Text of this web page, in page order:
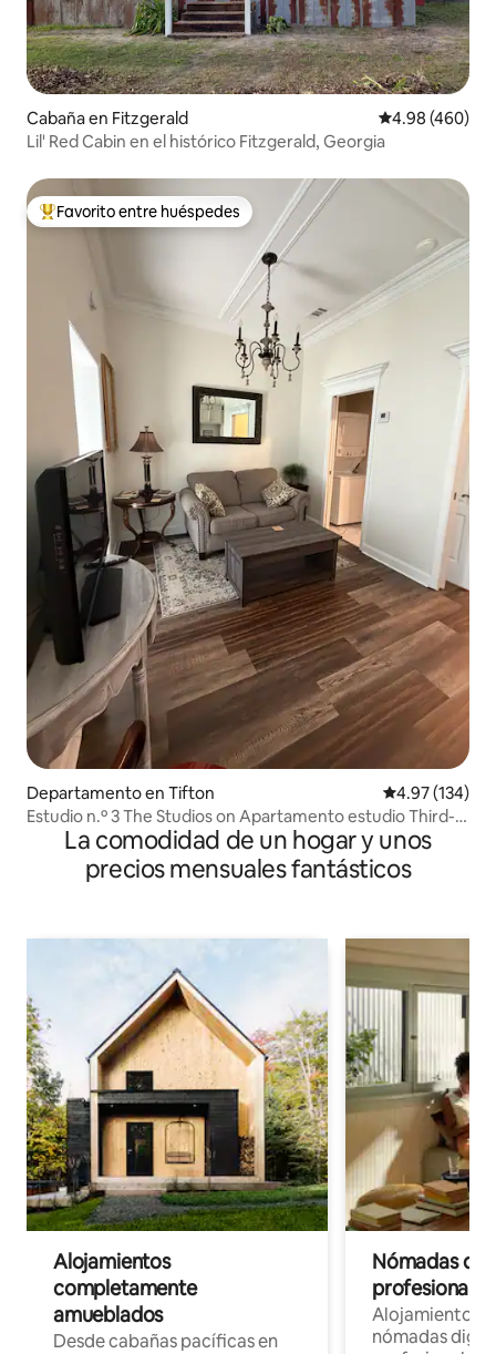
Cabaña en Fitzgerald Calificación
4.98 (460)
Lil' Red Cabin en el histórico Fitzgerald, Georgia
De los mejores en Favorito entre huéspedes
Favorito entre huéspedes
Departamento en Tifton Calificación
4.97 (134)
Estudio n.º 3 The Studios on Apartamento estudio Third-
GardenLa comodidad de un hogar y unos
precios mensuales fantásticos
Alojamientos
completamente
amueblados
Desde cabañas pacíficas en
Nómadas
Alojamientos
nómadas